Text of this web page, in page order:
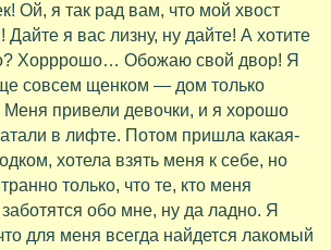
Ой, я так рад вам, что мой хвост
Дайте я вас лизну, ну дайте! А хотите
Хорррошо… Обожаю свой двор! Я
совсем щенком — дом только
Меня привели девочки, и я хорошо
в лифте. Потом пришла какая-
хотела взять меня к себе, но
только, что те, кто меня
обо мне, ну да ладно. Я
для меня всегда найдется лакомый